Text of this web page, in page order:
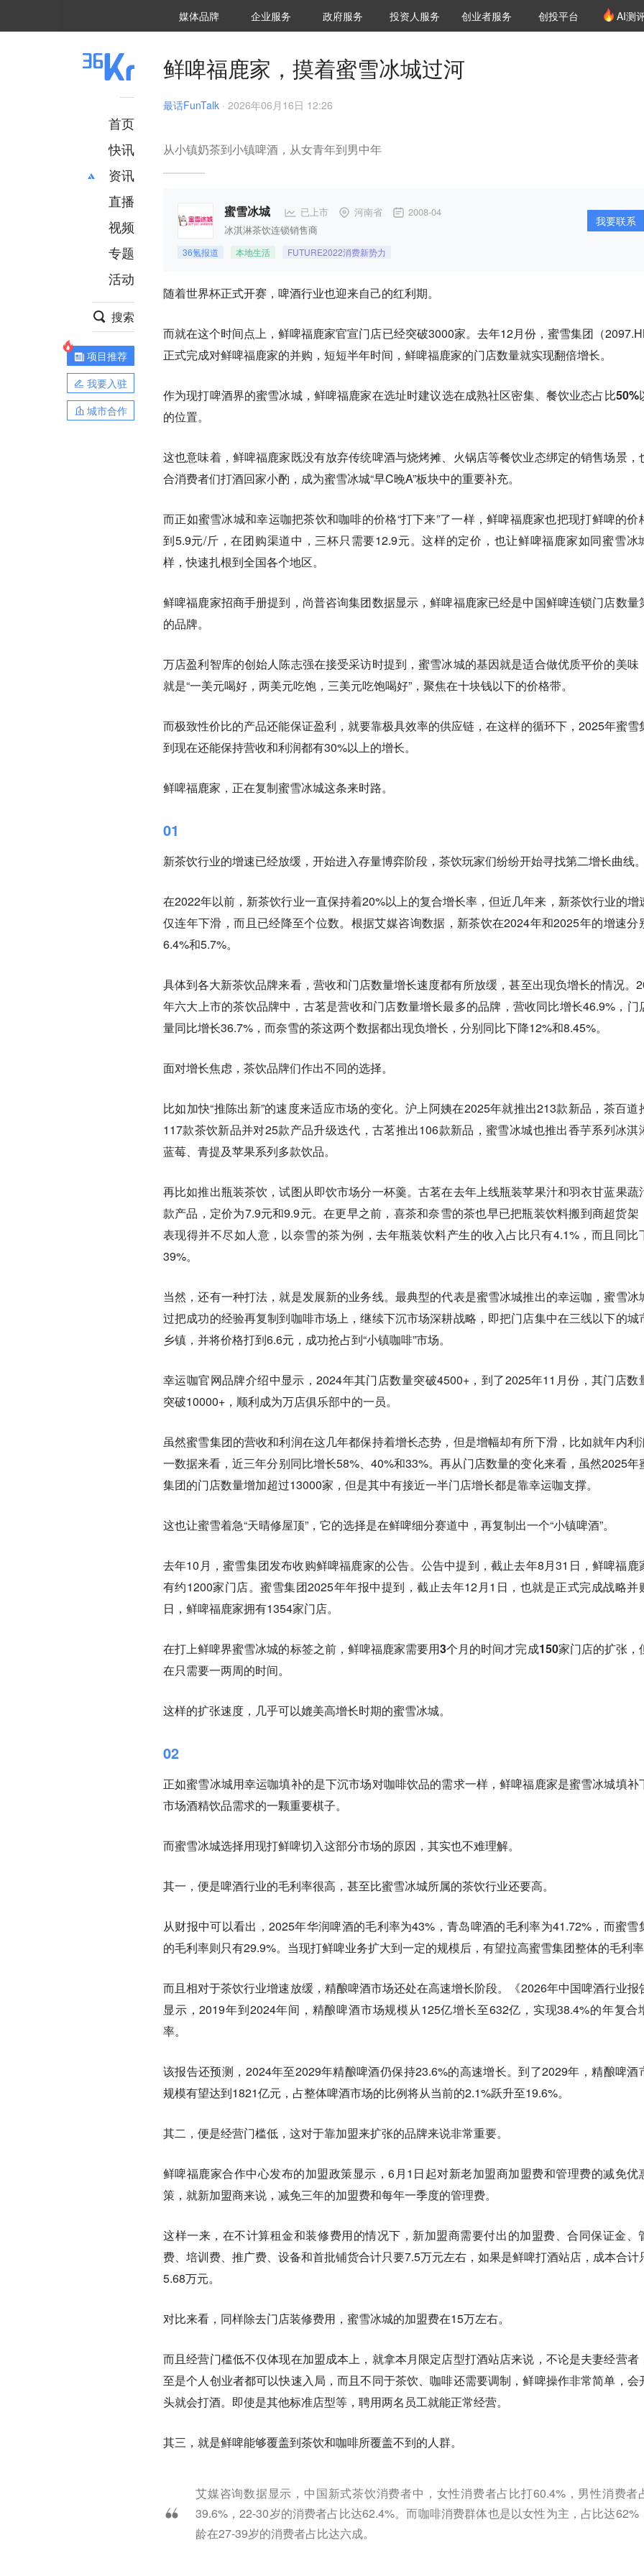
媒体品牌 36Kr研究院
企业服务 城市之窗
政府服务 VClub投资机构库
投资机构职位推介
投资人服务 创投氪堂
创业者服务 创投平台 AI测
首页
快讯
资讯
推荐
财经
项目推荐
安徽
直播
视频
专题
活动
搜索
项目推荐
我要入驻
城市合作
鲜啤福鹿家，摸着蜜雪冰城过河
最话FunTalk · 2026年06月16日 12:26
从小镇奶茶到小镇啤酒，从女青年到男中年
蜜雪冰城 已上市 河南省 2008-04
冰淇淋茶饮连锁销售商
36氪报道 本地生活 FUTURE2022消费新势力
我要联系
随着世界杯正式开赛，啤酒行业也迎来自己的红利期。
而就在这个时间点上，鲜啤福鹿家官宣门店已经突破3000家。去年12月份，蜜雪集团（
正式完成对鲜啤福鹿家的并购，短短半年时间，鲜啤福鹿家的门店数量就实现翻倍增长。
作为现打啤酒界的蜜雪冰城，鲜啤福鹿家在选址时建议选在成熟社区密集、餐饮业态占比50%
的位置。
这也意味着，鲜啤福鹿家既没有放弃传统啤酒与烧烤摊、火锅店等餐饮业态绑定的销售场景，
合消费者们打酒回家小酌，成为蜜雪冰城“早C晚A”板块中的重要补充。
而正如蜜雪冰城和幸运咖把茶饮和咖啡的价格“打下来”了一样，鲜啤福鹿家也把现打鲜啤的价
到5.9元/斤，在团购渠道中，三杯只需要12.9元。这样的定价，也让鲜啤福鹿家如同蜜雪冰
样，快速扎根到全国各个地区。
鲜啤福鹿家招商手册提到，尚普咨询集团数据显示，鲜啤福鹿家已经是中国鲜啤连锁门店数量
的品牌。
万店盈利智库的创始人陈志强在接受采访时提到，蜜雪冰城的基因就是适合做优质平价的美味
就是“一美元喝好，两美元吃饱，三美元吃饱喝好”，聚焦在十块钱以下的价格带。
而极致性价比的产品还能保证盈利，就要靠极具效率的供应链，在这样的循环下，2025年蜜雪
到现在还能保持营收和利润都有30%以上的增长。
鲜啤福鹿家，正在复制蜜雪冰城这条来时路。
01
新茶饮行业的增速已经放缓，开始进入存量博弈阶段，茶饮玩家们纷纷开始寻找第二增长曲线。
在2022年以前，新茶饮行业一直保持着20%以上的复合增长率，但近几年来，新茶饮行业的增
仅连年下滑，而且已经降至个位数。根据艾媒咨询数据，新茶饮在2024年和2025年的增速分
6.4%和5.7%。
具体到各大新茶饮品牌来看，营收和门店数量增长速度都有所放缓，甚至出现负增长的情况。
年六大上市的茶饮品牌中，古茗是营收和门店数量增长最多的品牌，营收同比增长46.9%，门
量同比增长36.7%，而奈雪的茶这两个数据都出现负增长，分别同比下降12%和8.45%。
面对增长焦虑，茶饮品牌们作出不同的选择。
比如加快“推陈出新”的速度来适应市场的变化。沪上阿姨在2025年就推出213款新品，茶百道
117款茶饮新品并对25款产品升级迭代，古茗推出106款新品，蜜雪冰城也推出香芋系列冰淇
蓝莓、青提及苹果系列多款饮品。
再比如推出瓶装茶饮，试图从即饮市场分一杯羹。古茗在去年上线瓶装苹果汁和羽衣甘蓝果蔬
款产品，定价为7.9元和9.9元。在更早之前，喜茶和奈雪的茶也早已把瓶装饮料搬到商超货架
表现得并不尽如人意，以奈雪的茶为例，去年瓶装饮料产生的收入占比只有4.1%，而且同比
39%。
当然，还有一种打法，就是发展新的业务线。最典型的代表是蜜雪冰城推出的幸运咖，蜜雪冰
过把成功的经验再复制到咖啡市场上，继续下沉市场深耕战略，即把门店集中在三线以下的城
乡镇，并将价格打到6.6元，成功抢占到“小镇咖啡”市场。
幸运咖官网品牌介绍中显示，2024年其门店数量突破4500+，到了2025年11月份，其门店数
突破10000+，顺利成为万店俱乐部中的一员。
虽然蜜雪集团的营收和利润在这几年都保持着增长态势，但是增幅却有所下滑，比如就年内利
一数据来看，近三年分别同比增长58%、40%和33%。再从门店数量的变化来看，虽然2025年
集团的门店数量增加超过13000家，但是其中有接近一半门店增长都是靠幸运咖支撑。
这也让蜜雪着急“天晴修屋顶”，它的选择是在鲜啤细分赛道中，再复制出一个“小镇啤酒”。
去年10月，蜜雪集团发布收购鲜啤福鹿家的公告。公告中提到，截止去年8月31日，鲜啤福鹿
有约1200家门店。蜜雪集团2025年年报中提到，截止去年12月1日，也就是正式完成战略并
日，鲜啤福鹿家拥有1354家门店。
在打上鲜啤界蜜雪冰城的标签之前，鲜啤福鹿家需要用3个月的时间才完成150家门店的扩张，
在只需要一两周的时间。
这样的扩张速度，几乎可以媲美高增长时期的蜜雪冰城。
02
正如蜜雪冰城用幸运咖填补的是下沉市场对咖啡饮品的需求一样，鲜啤福鹿家是蜜雪冰城填补
市场酒精饮品需求的一颗重要棋子。
而蜜雪冰城选择用现打鲜啤切入这部分市场的原因，其实也不难理解。
其一，便是啤酒行业的毛利率很高，甚至比蜜雪冰城所属的茶饮行业还要高。
从财报中可以看出，2025年华润啤酒的毛利率为43%，青岛啤酒的毛利率为41.72%，而蜜雪
的毛利率则只有29.9%。当现打鲜啤业务扩大到一定的规模后，有望拉高蜜雪集团整体的毛利率
而且相对于茶饮行业增速放缓，精酿啤酒市场还处在高速增长阶段。《2026年中国啤酒行业报
显示，2019年到2024年间，精酿啤酒市场规模从125亿增长至632亿，实现38.4%的年复合
率。
该报告还预测，2024年至2029年精酿啤酒仍保持23.6%的高速增长。到了2029年，精酿啤酒
规模有望达到1821亿元，占整体啤酒市场的比例将从当前的2.1%跃升至19.6%。
其二，便是经营门槛低，这对于靠加盟来扩张的品牌来说非常重要。
鲜啤福鹿家合作中心发布的加盟政策显示，6月1日起对新老加盟商加盟费和管理费的减免优
策，就新加盟商来说，减免三年的加盟费和每年一季度的管理费。
这样一来，在不计算租金和装修费用的情况下，新加盟商需要付出的加盟费、合同保证金、
费、培训费、推广费、设备和首批铺货合计只要7.5万元左右，如果是鲜啤打酒站店，成本合计
5.68万元。
对比来看，同样除去门店装修费用，蜜雪冰城的加盟费在15万左右。
而且经营门槛低不仅体现在加盟成本上，就拿本月限定店型打酒站店来说，不论是夫妻经营者
至是个人创业者都可以快速入局，而且不同于茶饮、咖啡还需要调制，鲜啤操作非常简单，会
头就会打酒。即使是其他标准店型等，聘用两名员工就能正常经营。
其三，就是鲜啤能够覆盖到茶饮和咖啡所覆盖不到的人群。
艾媒咨询数据显示，中国新式茶饮消费者中，女性消费者占比打60.4%，男性消费者
39.6%，22-30岁的消费者占比达62.4%。而咖啡消费群体也是以女性为主，占比达62%
龄在27-39岁的消费者占比达六成。